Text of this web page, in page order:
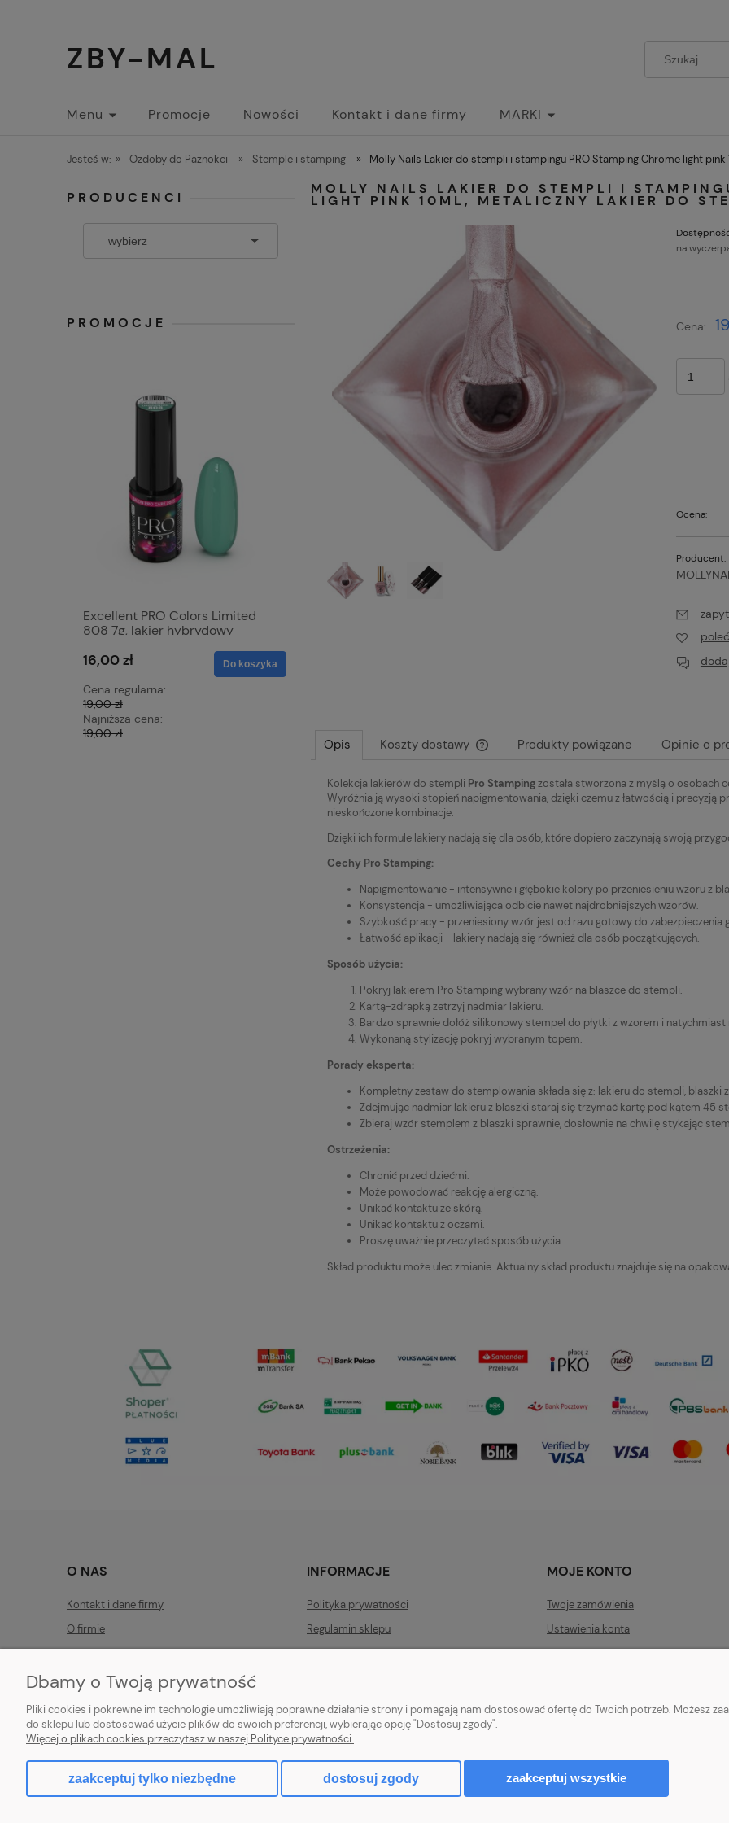
ZBY-MAL
Menu Promocje Nowości Kontakt i dane firmy MARKI
Jesteś w: » Ozdoby do Paznokci » Stemple i stamping » Molly Nails Lakier do stempli i stampingu PRO Stamping Chrome light
PRODUCENCI
PROMOCJE
Excellent PRO Colors Limited
808 7g, lakier hybrydowy
16,00 zł
Cena regularna:
19,00 zł
Najniższa cena:
19,00 zł
Do koszyka
Excellent PRO Colors Limited
809 7g, lakier hybrydowy
Do
MOLLY NAILS LAKIER DO STEMPLI I
LIGHT PINK 10ML, METALICZNY LAKIER DO
na
Cena:
Ocena:
Producent:
Opis Koszty dostawy
Cena nie zawiera ewentualnych kosztów
płatności
Produkty powiązane Opinie o
Kolekcja lakierów do stempli Pro Stampingzostała stworzona z myślą o osobach
Wyróżnia ją wysoki stopień napigmentowania, dzięki czemu z łatwością i precyzją
nieskończone kombinacje.
Dzięki ich formule lakiery nadają się dla osób, które dopiero zaczynają swoją
Cechy Pro Stamping:
Napigmentowanie - intensywne i głębokie kolory po przeniesieniu wzoru z
Konsystencja - umożliwiająca odbicie nawet najdrobniejszych wzorów.
Szybkość pracy - przeniesiony wzór jest od razu gotowy do zabezpieczenia
Łatwość aplikacji - lakiery nadają się również dla osób początkujących.
Sposób użycia:
Pokryj lakierem Pro Stamping wybrany wzór na blaszce do stempli.
Kartą-zdrapką zetrzyj nadmiar lakieru.
Bardzo sprawnie dołóż silikonowy stempel do płytki z wzorem i natychmiast
Wykonaną stylizację pokryj wybranym topem.
Porady eksperta:
Kompletny zestaw do stemplowania składa się z: lakieru do stempli,
Zdejmując nadmiar lakieru z blaszki staraj się trzymać kartę pod kątem 45
Zbieraj wzór stemplem z blaszki sprawnie, dosłownie na chwilę stykając
Ostrzeżenia:
Chronić przed dziećmi.
Może powodować reakcję alergiczną.
Unikać kontaktu ze skórą.
Unikać kontaktu z oczami.
Proszę uważnie przeczytać sposób użycia.
Skład produktu może ulec zmianie. Aktualny skład produktu znajduje się na
O NAS
Kontakt i dane firmy
O firmie
INFORMACJE
Polityka prywatności
Regulamin sklepu
Czas i koszty dostawy
MOJE KONTO
Twoje zamówienia
Ustawienia konta
Przechowalnia
Hurtownia kosmetyczna Zby-Mal | ul. Mościckiego 14; 66-400 Gorzów Wlkp. | NIP: 5992806699 | Tel.
Dbamy o Twoją prywatność
Pliki cookies i pokrewne im technologie umożliwiają poprawne działanie strony i pomagają nam dostosować ofertę do Twoich potrzeb. Możesz
do sklepu lub dostosować użycie plików do swoich preferencji, wybierając opcję "Dostosuj zgody".
Więcej o plikach cookies przeczytasz w naszej Polityce prywatności.
zaakceptuj tylko niezbędne dostosuj zgody zaakceptuj wszystkie